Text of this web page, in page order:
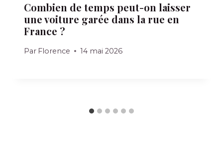
Combien de temps peut-on laisser
une voiture garée dans la rue en
France ?
Par Florence 14 mai 2026